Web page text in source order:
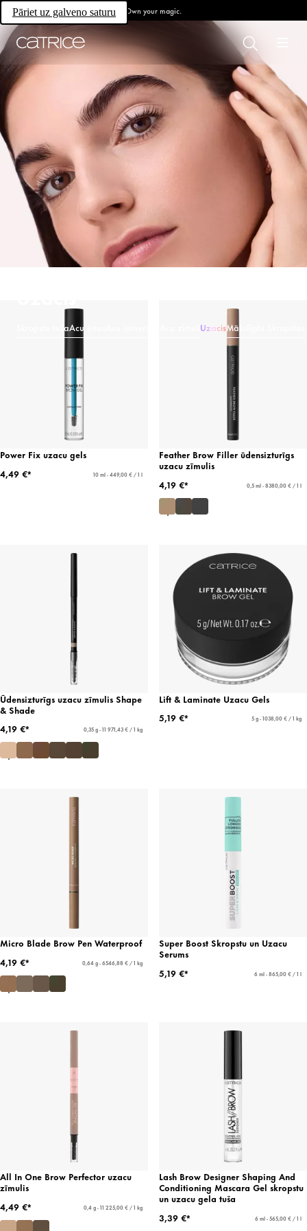
Pāriet uz galveno saturu Own your magic.
Skropstu tušaAcu ēnas UzacisMākslīgās Skropstas
Power Fix uzacu gels
4,49 €*
10 ml - 449,00 € / 1 l
Feather Brow Filler ūdensizturīgs
uzacu zīmulis
4,19 €*
0,5 ml - 8380,00 € / 1 l
Ūdensizturīgs uzacu zīmulis Shape
& Shade
4,19 €*
0,35 g - 11 971,43 € / 1 kg
Lift & Laminate Uzacu Gels
5,19 €*
5 g - 1038,00 € / 1 kg
Micro Blade Brow Pen Waterproof
4,19 €*
0,64 g - 6546,88 € / 1 kg
Super Boost Skropstu un Uzacu
Serums
5,19 €*
6 ml - 865,00 € / 1 l
All In One Brow Perfector uzacu
zīmulis
4,49 €*
0,4 g - 11 225,00 € / 1 kg
Lash Brow Designer Shaping And
Conditioning Mascara Gel skropstu
un uzacu gela tuša
3,39 €*
6 ml - 565,00 € / 1 l